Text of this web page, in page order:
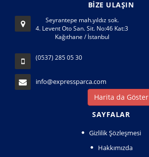
BİZE ULAŞIN
Seyrantepe mah.yıldız sok.
4. Levent Oto San. Sit. No:46 Kat:3
Kağıthane / İstanbul
(0537) 285 05 30
info@expressparca.com
Harita da Göster
SAYFALAR
Gizlilik Şözleşmesi
Hakkımızda